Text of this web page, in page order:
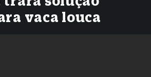
vaca louca